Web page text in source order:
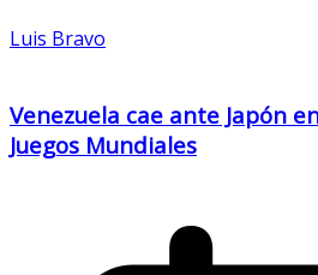
Luis Bravo
Venezuela cae ante Japón
Juegos Mundiales